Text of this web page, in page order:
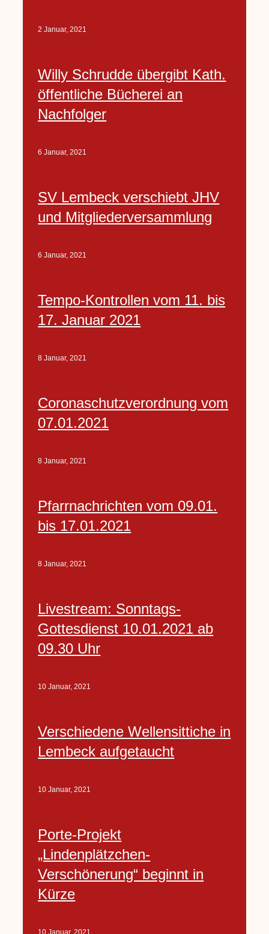
2 Januar, 2021
Willy Schrudde übergibt Kath.
öffentliche Bücherei an
Nachfolger
6 Januar, 2021
SV Lembeck verschiebt JHV
und Mitgliederversammlung
6 Januar, 2021
Tempo-Kontrollen vom 11. bis
17. Januar 2021
8 Januar, 2021
Coronaschutzverordnung vom
07.01.2021
8 Januar, 2021
Pfarrnachrichten vom 09.01.
bis 17.01.2021
8 Januar, 2021
Livestream: Sonntags-
Gottesdienst 10.01.2021 ab
09.30 Uhr
10 Januar, 2021
Verschiedene Wellensittiche in
Lembeck aufgetaucht
10 Januar, 2021
Porte-Projekt
„Lindenplätzchen-
Verschönerung“ beginnt in
Kürze
10 Januar, 2021